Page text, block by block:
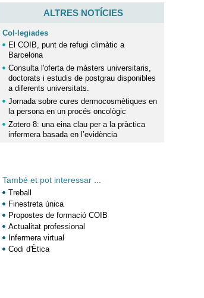
ALTRES NOTÍCIES
Col·legiades
El COIB, punt de refugi climàtic a
Barcelona
Consulta l'oferta de màsters universitaris,
doctorats i estudis de postgrau disponibles
a diferents universitats.
Jornada sobre cures dermocosmètiques en
la persona en un procés oncològic
Zotero 8: una eina clau per a la pràctica
infermera basada en l’evidència
També et pot interessar ...
Treball
Finestreta única
Propostes de formació COIB
Actualitat professional
Infermera virtual
Codi d'Ètica